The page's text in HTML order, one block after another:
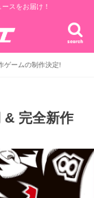
スをお届け！
search
ゲームの制作決定!
& 完全新作